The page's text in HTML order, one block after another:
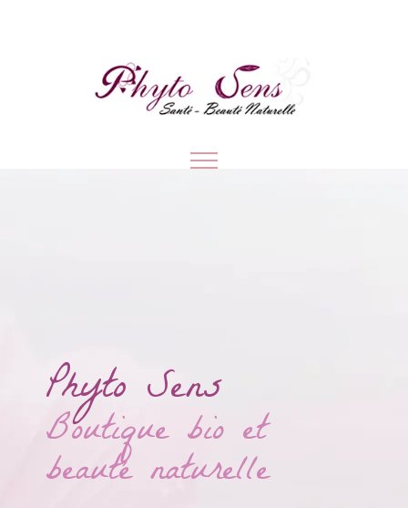
Phyto Sens
Boutique bio et
beauté naturelle